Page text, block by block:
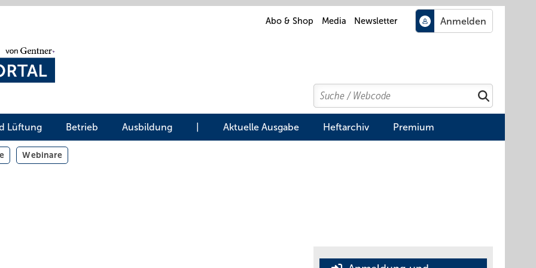
Abo & Shop Media Newsletter
Search
Suchen
Lüftung Betrieb Ausbildung Aktuelle Ausgabe Heftarchiv Premium
Webinare